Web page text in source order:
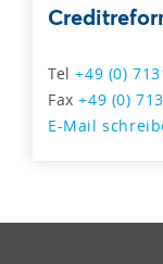
Tel+49 (0)
Fax+49 (0)
E-Mail